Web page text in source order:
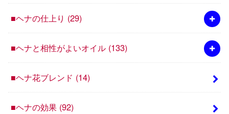
■ヘナの仕上り (29)
■ヘナと相性がよいオイル (133)
■ヘナ花ブレンド (14)
■ヘナの効果 (92)